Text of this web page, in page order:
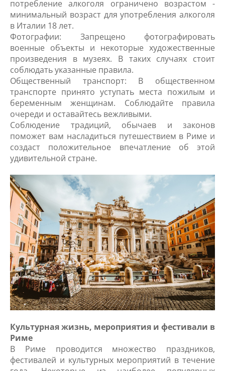
потребление алкоголя ограничено возрастом -
минимальный возраст для употребления алкоголя
в Италии 18 лет.
Фотографии: Запрещено фотографировать
военные объекты и некоторые художественные
произведения в музеях. В таких случаях стоит
соблюдать указанные правила.
Общественный транспорт: В общественном
транспорте принято уступать места пожилым и
беременным женщинам. Соблюдайте правила
очереди и оставайтесь вежливыми.
Соблюдение традиций, обычаев и законов
поможет вам насладиться путешествием в Риме и
создаст положительное впечатление об этой
удивительной стране.
Культурная жизнь, мероприятия и фестивали в
Риме
В Риме проводится множество праздников,
фестивалей и культурных мероприятий в течение